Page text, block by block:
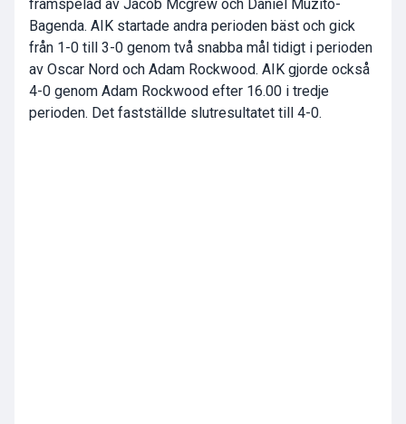
framspelad av Jacob Mcgrew och Daniel Muzito-
Bagenda. AIK startade andra perioden bäst och gick
från 1-0 till 3-0 genom två snabba mål tidigt i perioden
av Oscar Nord och Adam Rockwood. AIK gjorde också
4-0 genom Adam Rockwood efter 16.00 i tredje
perioden. Det fastställde slutresultatet till 4-0.